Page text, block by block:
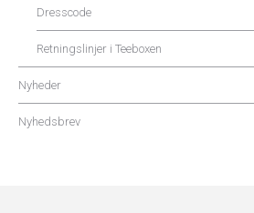
Dresscode
Retningslinjer i Teeboxen
Nyheder
Nyhedsbrev